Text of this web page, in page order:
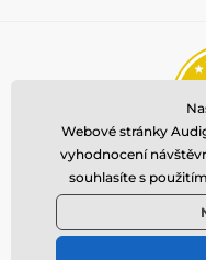
© 2026
Webové stránky
vyhodnocení
souhlasíte s